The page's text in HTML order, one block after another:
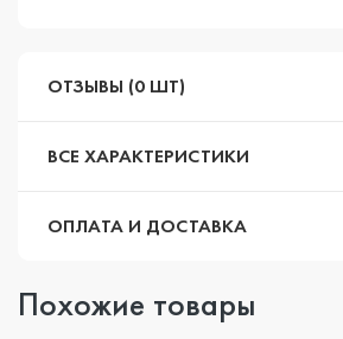
ОТЗЫВЫ (0 ШТ)
ВСЕ ХАРАКТЕРИСТИКИ
ОПЛАТА И ДОСТАВКА
Похожие товары